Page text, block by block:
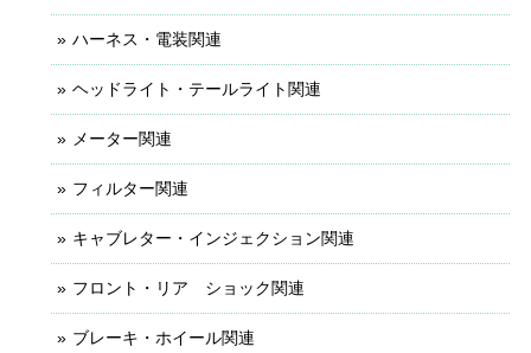
ハーネス・電装関連
ヘッドライト・テールライト関連
メーター関連
フィルター関連
キャブレター・インジェクション関連
フロント・リア ショック関連
ブレーキ・ホイール関連